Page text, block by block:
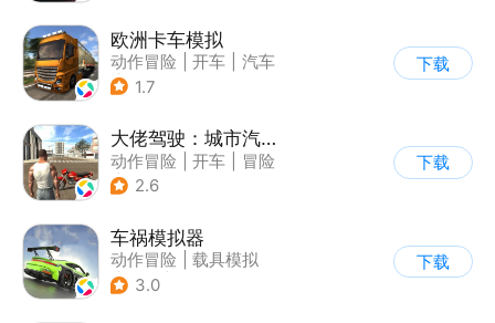
欧洲卡车模拟
动作冒险 开车
汽车
| 写实
1.7
下载
大佬驾驶：城市汽车模拟器
动作冒险 开车
冒险
| 写实
2.6
下载
车祸模拟器
动作冒险
载具模拟
| 汽车
3.0
下载